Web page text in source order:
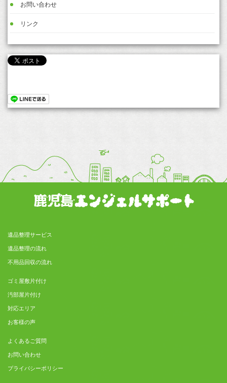
お問い合わせ
リンク
遺品整理サービス
遺品整理の流れ
不用品回収の流れ
ゴミ屋敷片付け
汚部屋片付け
対応エリア
お客様の声
よくあるご質問
お問い合わせ
プライバシーポリシー